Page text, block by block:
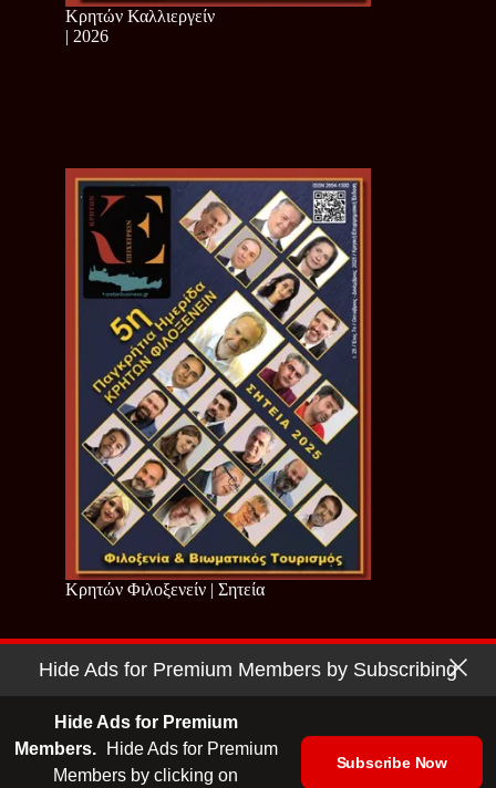
Κρητών Καλλιεργείν
| 2026
Κρητών Φιλοξενείν | Σητεία
Copyright © 2026 - Cretan Business | Κρητών Επιχειρείν
Hide Ads for Premium Members by Subscribing
Hide Ads for Premium
Members.
Hide Ads for Premium
Members by clicking on
Subscribe Now